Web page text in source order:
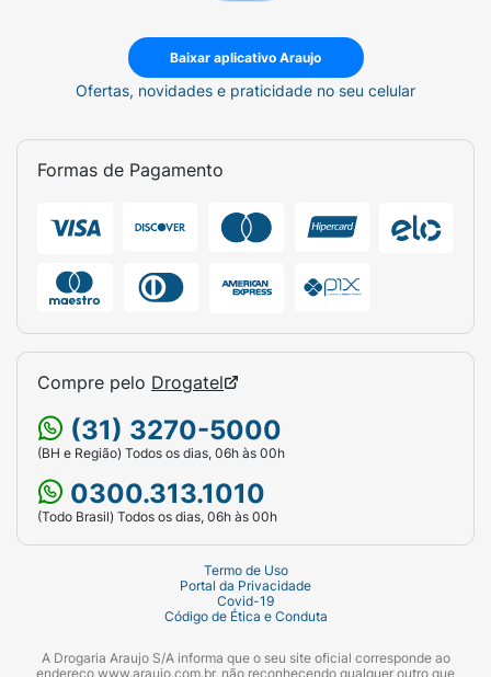
Baixar aplicativo Araujo
Ofertas, novidades e praticidade no seu celular
Formas de Pagamento
Compre pelo Drogatel
(31) 3270-5000
(BH e Região) Todos os dias, 06h às 00h
0300.313.1010
(Todo Brasil) Todos os dias, 06h às 00h
Termo de Uso
Portal da Privacidade
Covid-19
Código de Ética e Conduta
A Drogaria Araujo S/A informa que o seu site oficial corresponde ao
endereço www.araujo.com.br, não reconhecendo qualquer outro que